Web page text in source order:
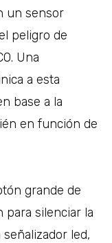
un sensor
peligro de
Una
a esta
base a la
en función de
grande de
silenciar la
led,